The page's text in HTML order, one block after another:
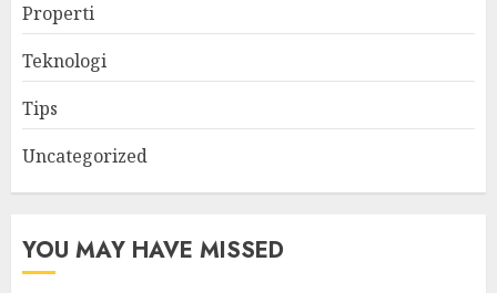
Properti
Teknologi
Tips
Uncategorized
YOU MAY HAVE MISSED